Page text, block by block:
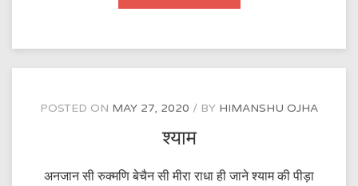
saya
POSTED ON MAY 27, 2020 BY HIMANSHU OJHA
श्याम
अनजान सी रुक्मणि बेचैन सी मीरा राधा ही जाने श्याम की पीड़ा